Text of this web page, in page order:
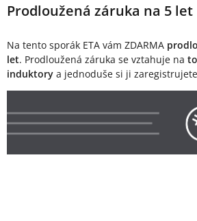
Prodloužená záruka na 5 let
Na tento sporák ETA vám ZDARMA
let. Prodloužená záruka se vztahuje na
induktory a jednoduše si ji zaregistrujete